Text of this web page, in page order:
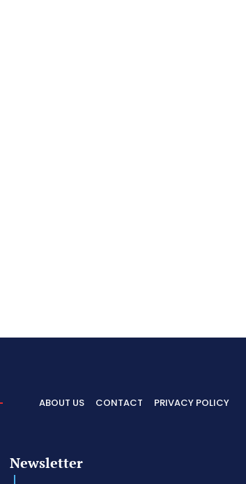
ABOUT US CONTACT PRIVACY POLICY
Newsletter